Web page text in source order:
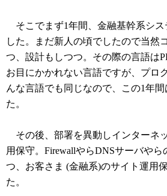
そこでまず1年間、金融基幹系シス
した。まだ新人の頃でしたので当然
つ、設計もしつつ。その際の言語は
お目にかかれない言語ですが、プロ
んな言語でも同じなので、この1年
た。
その後、部署を異動しインターネ
用保守。FirewallやらDNSサーバや
つ、お客さま (金融系)のサイト運用
た。